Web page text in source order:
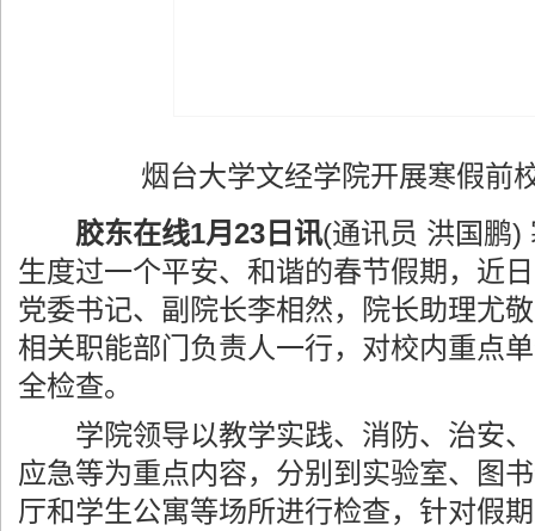
烟台大学文经学院开展寒假前
胶东在线1月23日讯(通讯员 洪国鹏)
生度过一个平安、和谐的春节假期，近
党委书记、副院长李相然，院长助理尤
相关职能部门负责人一行，对校内重点
全检查。
学院领导以教学实践、消防、治安、
应急等为重点内容，分别到实验室、图
厅和学生公寓等场所进行检查，针对假